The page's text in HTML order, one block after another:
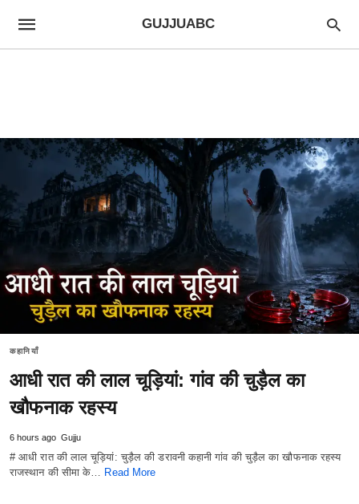
GUJJUABC
कहानियाँ
आधी रात की लाल चूड़ियां: गांव की चुड़ैल का
खौफनाक रहस्य
6 hours ago Gujju
# आधी रात की लाल चूड़ियां: चुड़ैल की डरावनी कहानी गांव की चुड़ैल का खौफनाक रहस्य
राजस्थान की सीमा के… Read More